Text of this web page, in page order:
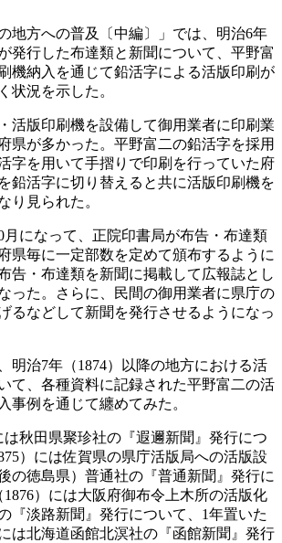
地方への普及〔中編〕」では、明治6年
発行した布達類と新聞について、平野富
機納入を通じて鉛活字による活版印刷が
状況を示した。
活版印刷機を設備して御用業者に印刷業
県が多かった。平野富二の鉛活字を採用
字を用いて手摺りで印刷を行っていた府
鉛活字に切り替えると共に活版印刷機を
り見られた。
月になって、正院印書局が布告・布達類
県毎に一定部数を定めて頒布するように
告・布達類を新聞に掲載して広報誌とし
った。さらに、民間の御用業者に県庁の
るなどして新聞を発行させるようになっ
明治7年（1874）以降の地方における活
て、各種資料に記録された平野富二の活
事例を通じて纏めてみた。
は秋田県聚珍社の『遐邇新聞』発行につ
）には佐賀県の県庁活版局への活版設
の徳島県）普通社の『普通新聞』発行に
）には大阪府御布令上木所の活版化
『淡路新聞』発行について、1年置いた
は北海道函館北溟社の『函館新聞』発行